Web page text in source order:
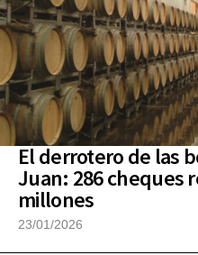
El derrotero de las
Juan: 286 cheques
millones
23/01/2026